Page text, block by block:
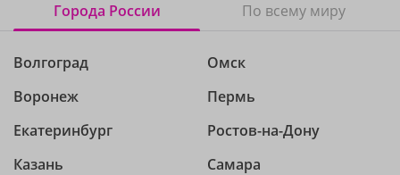
Города России По всему миру
Волгоград
Воронеж
Екатеринбург
Казань
Омск
Пермь
Ростов-на-Дону
Самара